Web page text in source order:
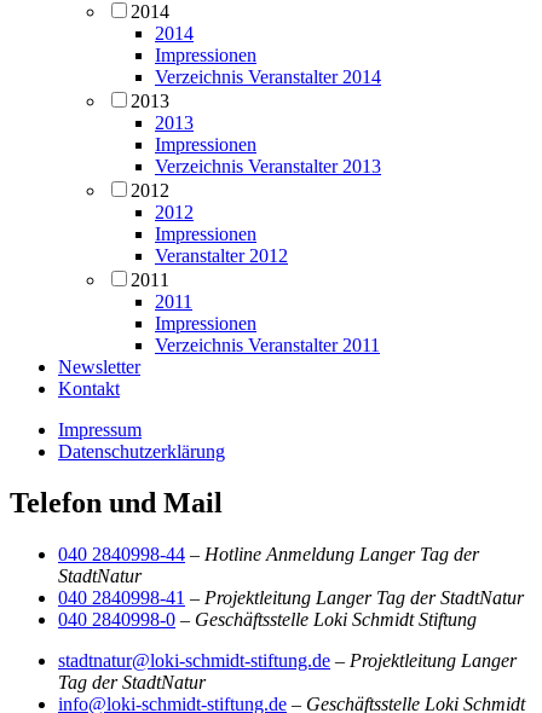
2014
2014
Impressionen
Verzeichnis Veranstalter 2014
2013
2013
Impressionen
Verzeichnis Veranstalter 2013
2012
2012
Impressionen
Veranstalter 2012
2011
2011
Impressionen
Verzeichnis Veranstalter 2011
Newsletter
Kontakt
Impressum
Datenschutzerklärung
Telefon und Mail
040 2840998-44 – Hotline Anmeldung Langer Tag der
StadtNatur
040 2840998-41 – Projektleitung Langer Tag der StadtNatur
040 2840998-0 – Geschäftsstelle Loki Schmidt Stiftung
stadtnatur@loki-schmidt-stiftung.de – Projektleitung Langer
Tag der StadtNatur
info@loki-schmidt-stiftung.de – Geschäftsstelle Loki Schmidt